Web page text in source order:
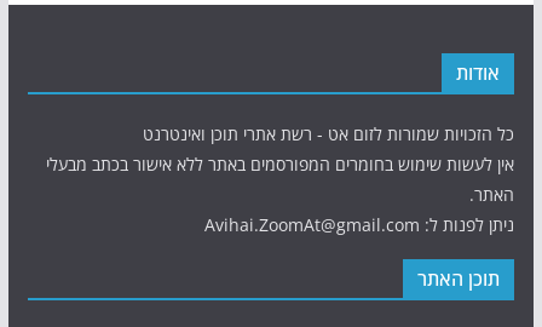
אודות
כל הזכויות שמורות לזום אט - רשת אתרי תוכן ואינטרנט
אין לעשות שימוש בחומרים המפורסמים באתר ללא אישור בכתב מבעלי
האתר.
ניתן לפנות ל: Avihai.ZoomAt@gmail.com
תוכן האתר